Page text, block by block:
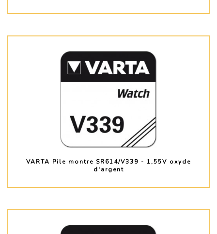
VARTA Pile montre SR614/V339 - 1,55V oxyde
d'argent